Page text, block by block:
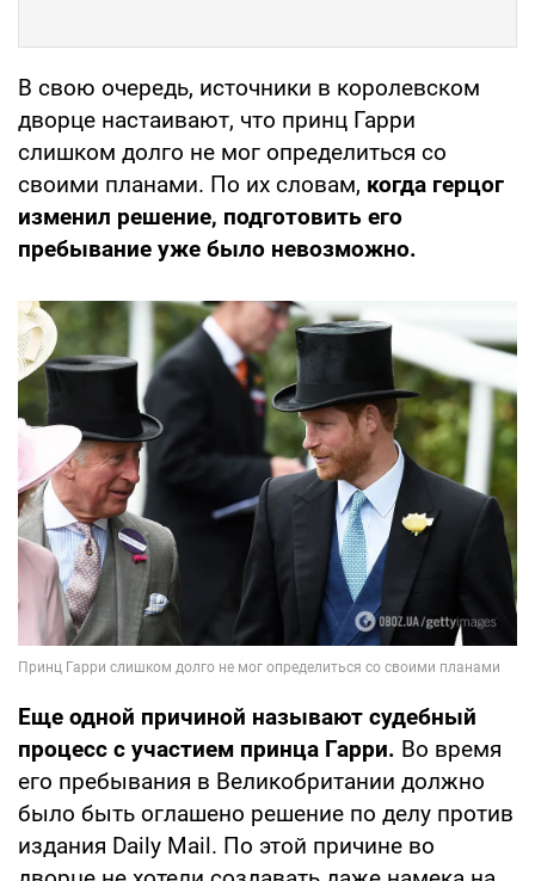
В свою очередь, источники в королевском
дворце настаивают, что принц Гарри
слишком долго не мог определиться со
своими планами. По их словам, когда герцог
изменил решение, подготовить его
пребывание уже было невозможно.
Еще одной причиной называют судебный
процесс с участием принца Гарри. Во время
его пребывания в Великобритании должно
было быть оглашено решение по делу против
издания Daily Mail. По этой причине во